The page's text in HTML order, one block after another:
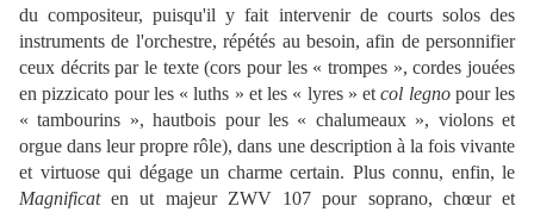
du compositeur, puisqu'il y fait intervenir de courts solos des
instruments de l'orchestre, répétés au besoin, afin de personnifier
ceux décrits par le texte (cors pour les « trompes », cordes jouées
en pizzicato pour les « luths » et les « lyres » etcol legnopour les
« tambourins », hautbois pour les « chalumeaux », violons et
orgue dans leur propre rôle), dans une description à la fois vivante
et virtuose qui dégage un charme certain. Plus connu, enfin, le
Magnificaten ut majeur ZWV 107 pour soprano, chœur et